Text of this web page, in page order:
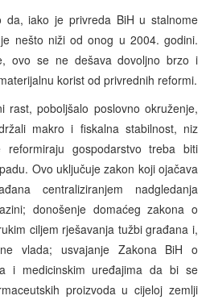
da, iako je privreda BiH u stalnome
nešto niži od onog u 2004. godini.
ovo se ne dešava dovoljno brzo i
korist od privrednih reformi.
rast, poboljšalo poslovno okruženje,
makro i fiskalna stabilnost, niz
gospodarstvo treba biti
Ovo uključuje zakon koji ojačava
centraliziranjem nadgledanja
donošenje domaćeg zakona o
ciljem rješavanja tužbi građana i,
vlada; usvajanje Zakona BiH o
i medicinskim uređajima da bi se
proizvoda u cijeloj zemlji